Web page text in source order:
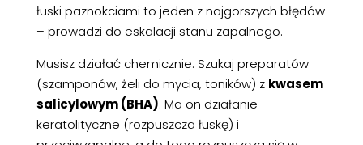
łuski paznokciami to jeden z najgorszych błędów
– prowadzi do eskalacji stanu zapalnego.
Musisz działać chemicznie. Szukaj preparatów
(szamponów, żeli do mycia, toników) z kwasem
salicylowym (BHA). Ma on działanie
keratolityczne (rozpuszcza łuskę) i